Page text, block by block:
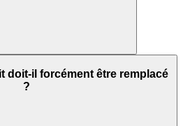
doit-il forcément être remplacé
?